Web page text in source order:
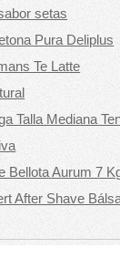
setas
Pura Deliplus
Te Latte
Talla Mediana
Bellota Aurum 7
After Shave